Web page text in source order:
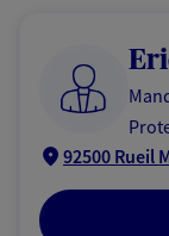
92500 Rueil